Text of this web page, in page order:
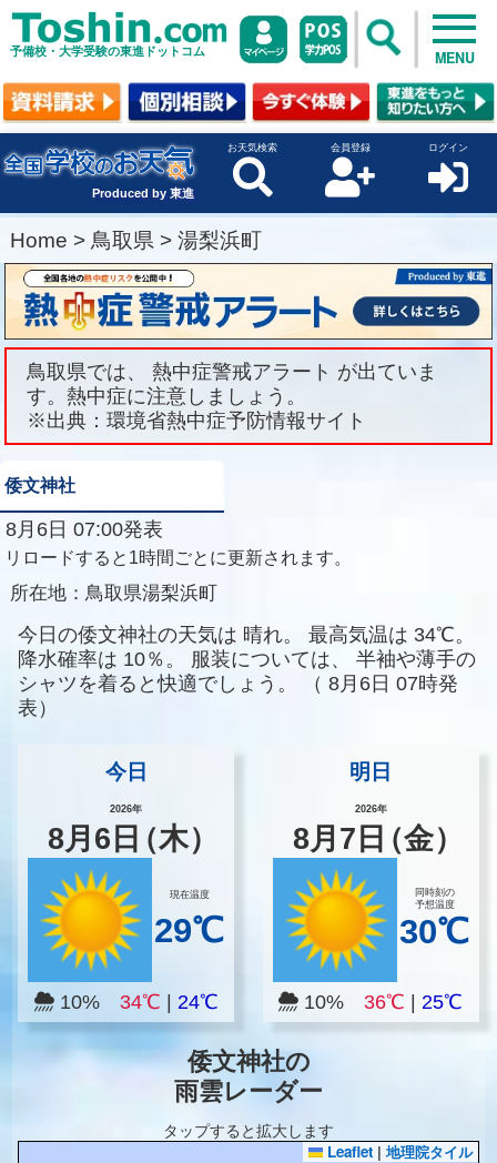
予備校・大学受験の東進ドットコム MENU
Produced by 東進
お天気検索 会員登録 ログイン
Home > 鳥取県 > 湯梨浜町
鳥取県では、 熱中症警戒アラート が出ていま
す。熱中症に注意しましょう。
※出典：環境省熱中症予防情報サイト
倭文神社
8月6日 07:00発表
リロードすると1時間ごとに更新されます。
所在地： 鳥取県湯梨浜町
今日の倭文神社の天気は 晴れ。 最高気温は 34℃。
降水確率は 10％。 服装については、
半袖や薄手の
シャツを着ると快適でしょう。
（ 8月6日 07時発
表）
今日
2026年
8月 6 日（木）
現在温度
29℃
10% 34℃ 24℃
明日
2026年
8月 7 日（金）
同時刻の
予想温度
30℃
10%36℃ |25℃
倭文神社の
雨雲レーダー
タップすると拡大します
Leaflet | 地理院タイル